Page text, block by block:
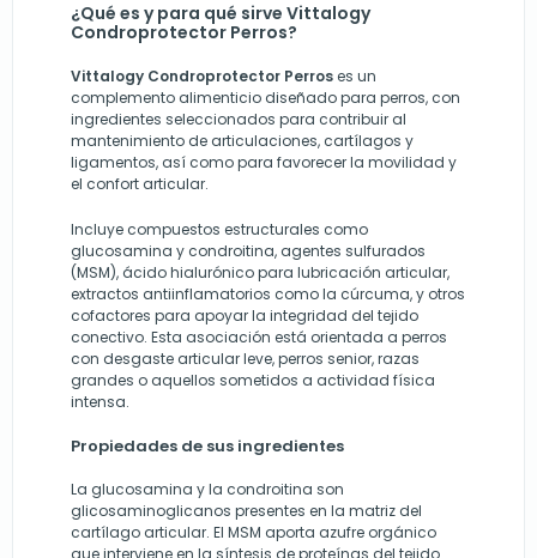
¿Qué es y para qué sirve Vittalogy
Condroprotector Perros?
Vittalogy Condroprotector Perroses un
complemento alimenticio diseñado para perros, con
ingredientes seleccionados para contribuir al
mantenimiento de articulaciones, cartílagos y
ligamentos, así como para favorecer la movilidad y
el confort articular.
Incluye compuestos estructurales como
glucosamina y condroitina, agentes sulfurados
(MSM), ácido hialurónico para lubricación articular,
extractos antiinflamatorios como la cúrcuma, y otros
cofactores para apoyar la integridad del tejido
conectivo. Esta asociación está orientada a perros
con desgaste articular leve, perros senior, razas
grandes o aquellos sometidos a actividad física
intensa.
Propiedades de sus ingredientes
La glucosamina y la condroitina son
glicosaminoglicanos presentes en la matriz del
cartílago articular. El MSM aporta azufre orgánico